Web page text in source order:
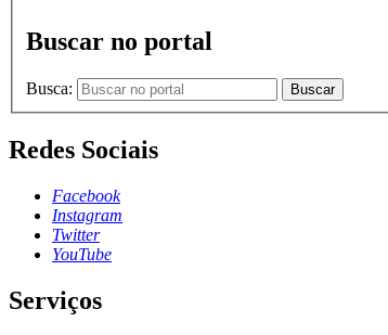
Buscar no portal
Busca: Buscar
Redes Sociais
Facebook
Instagram
Twitter
YouTube
Serviços